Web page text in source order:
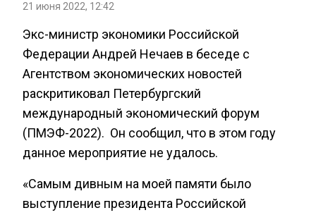
21 июня 2022, 12:42
Экс-министр экономики Российской
Федерации Андрей Нечаев в беседе с
Агентством экономических новостей
раскритиковал Петербургский
международный экономический форум
(ПМЭФ-2022). Он сообщил, что в этом году
данное мероприятие не удалось.
«Самым дивным на моей памяти было
выступление президента Российской